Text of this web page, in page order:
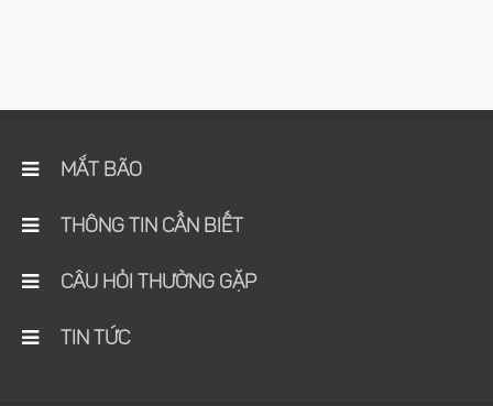
MẮT BÃO
THÔNG TIN CẦN BIẾT
CÂU HỎI THƯỜNG GẶP
TIN TỨC